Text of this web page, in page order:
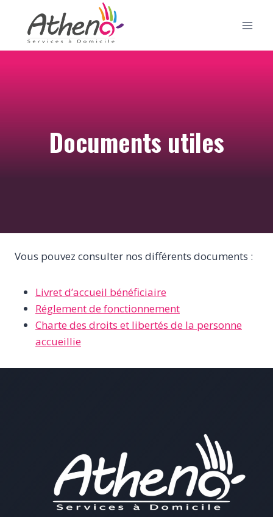
contenu
Documents utiles
Vous pouvez consulter nos différents documents :
Livret d’accueil bénéficiaire
Réglement de fonctionnement
Charte des droits et libertés de la personne
accueillie